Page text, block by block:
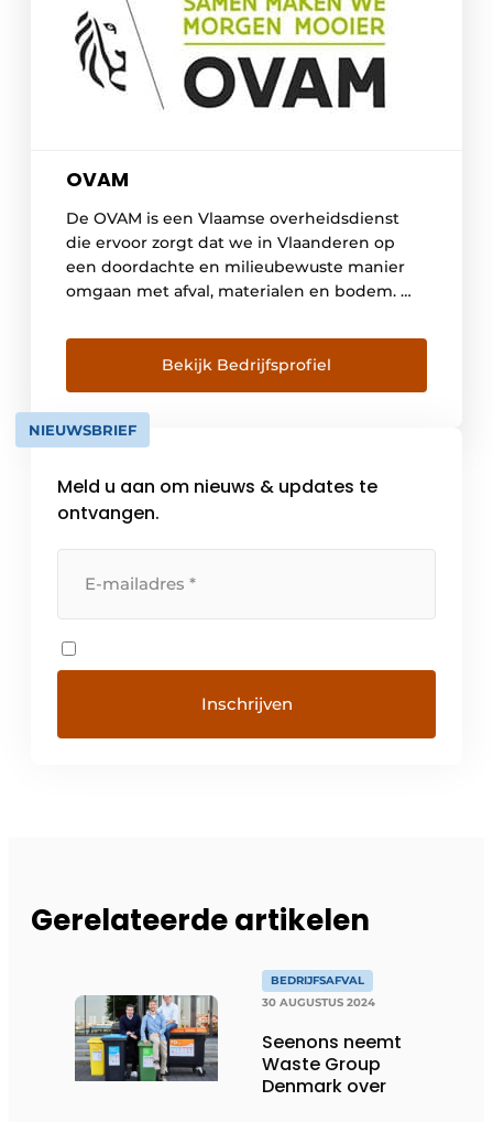
OVAM
De OVAM is een Vlaamse overheidsdienst
die ervoor zorgt dat we in Vlaanderen op
een doordachte en milieubewuste manier
omgaan met afval, materialen en bodem. We
materialen en bodem en beïnvloeden zo de
uitvoering van de wetgeving. Onze bodem
beschermen we door de bodemkwaliteit in
Vlaanderen te controleren, […]
Bekijk Bedrijfsprofiel
NIEUWSBRIEF
Meld u aan om nieuws & updates te
ontvangen.
Gerelateerde artikelen
BEDRIJFSAFVAL
30 AUGUSTUS 2024
Seenons neemt
Waste Group
Denmark over